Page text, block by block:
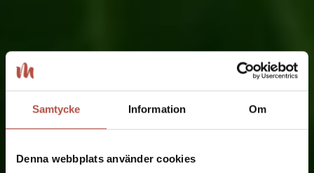
Samtycke Information Om
Denna webbplats använder cookies